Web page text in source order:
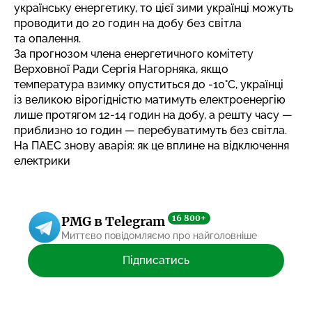
українську енергетику, то цієї зими українці можуть
проводити до 20 годин на добу без світла
та опалення.
За прогнозом члена енергетичного комітету
Верховної Ради Сергія Нагорняка, якщо
температура взимку опуститься до -10°C, українці
із великою вірогідністю матимуть електроенергію
лише протягом 12-14 годин на добу, а решту часу —
приблизно 10 годин — перебуватимуть без світла.
На ПАЕС знову аварія: як це вплине на відключення
електрики
PMG в Telegram 16 800+
Миттєво повідомляємо про найголовніше
Підписатись